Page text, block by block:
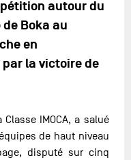
autour du
Boka au
en
la victoire de
IMOCA, a salué
de haut niveau
disputé sur cinq